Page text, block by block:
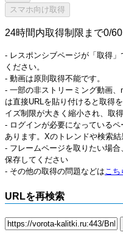
24時間内取得制限まで0/60
- レスポンシブページが「取得
ください。
- 動画は原則取得不能です。
- 一部の非ストリーミング動画
は直接URLを貼り付けると取得
イズ制限が大きく縮小され、取
- ログインが必要になっている
あります。Xのトレンドや検索結
- フレームページを取りたい場
保存してください
- その他の取得の問題などはこち
URLを再検索